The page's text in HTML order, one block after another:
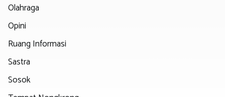
Olahraga
Opini
Ruang Informasi
Sastra
Sosok